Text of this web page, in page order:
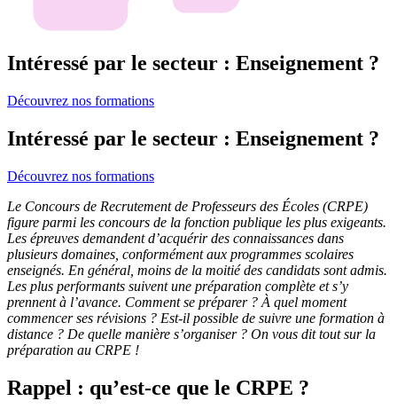
Intéressé par le secteur : Enseignement ?
Découvrez nos formations
Intéressé par le secteur : Enseignement ?
Découvrez nos formations
Le Concours de Recrutement de Professeurs des Écoles (CRPE)
figure parmi les concours de la fonction publique les plus exigeants.
Les épreuves demandent d’acquérir des connaissances dans
plusieurs domaines, conformément aux programmes scolaires
enseignés. En général, moins de la moitié des candidats sont admis.
Les plus performants suivent une préparation complète et s’y
prennent à l’avance. Comment se préparer ? À quel moment
commencer ses révisions ? Est-il possible de suivre une formation à
distance ? De quelle manière s’organiser ? On vous dit tout sur la
préparation au CRPE !
Rappel : qu’est-ce que le CRPE ?